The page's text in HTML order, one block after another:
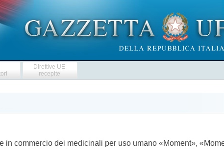
Direttive UE
recepite
in commercio dei medicinali per uso umano «Moment»,